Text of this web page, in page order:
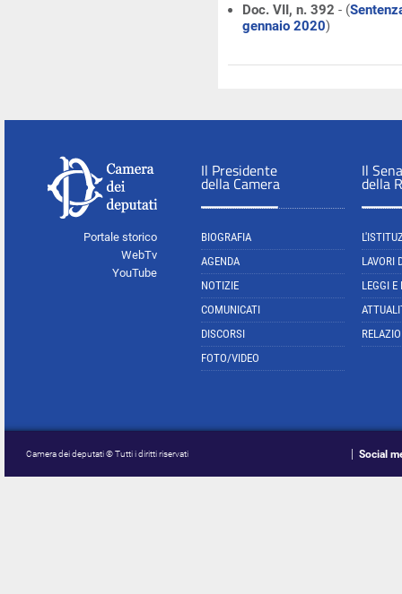
Doc. VII, n. 392 - (
gennaio 2020)
Portale storico
WebTv
YouTube
Il Presidente
della Camera
BIOGRAFIA
AGENDA
NOTIZIE
COMUNICATI
DISCORSI
FOTO/VIDEO
Il
della
LAVORI
LEGGI E
Camera dei deputati © Tutti i diritti riservati Social